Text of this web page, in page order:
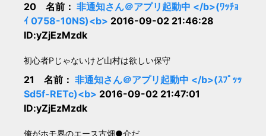
20 名前： 非通知さん＠アプリ起動中 </b>(ﾜｯﾁｮ
ｲ 0758-10NS)<b> 2016-09-02 21:46:28
ID:yZjEzMzdk
初心者Pじゃないけど山村は欲しい保守
21 名前： 非通知さん＠アプリ起動中 </b>(ｽﾌﾟｯｯ
Sd5f-RETc)<b> 2016-09-02 21:47:01
ID:yZjEzMzdk
俺がホモ界のエース古畑●介だ